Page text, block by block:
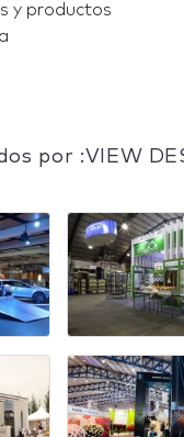
y productos
por :VIEW